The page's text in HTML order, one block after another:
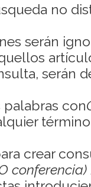
no
serán
serán
con
crear
conferencia)